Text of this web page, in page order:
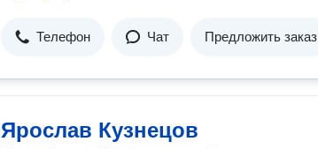
Телефон Чат Предложить заказ
Ярослав Кузнецов